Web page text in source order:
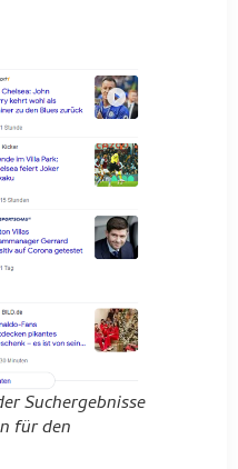
Suchergebnisse
für den